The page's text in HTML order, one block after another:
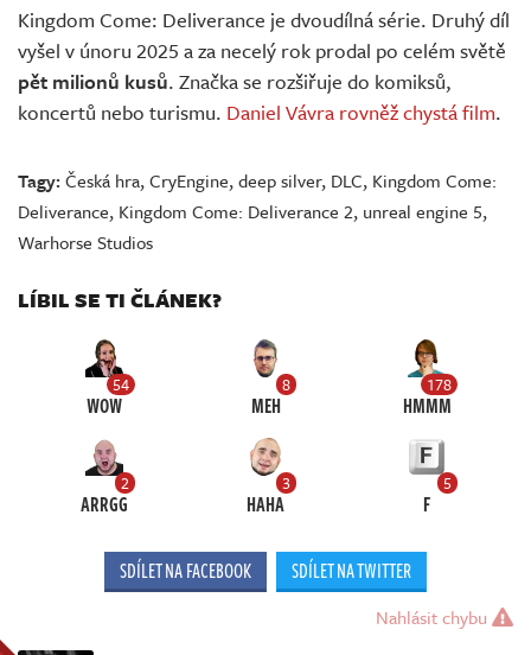
Kingdom Come: Deliverance je dvoudílná série. Druhý díl
vyšel v únoru 2025 a za necelý rok prodal po celém světě
pět milionů kusů. Značka se rozšiřuje do komiksů,
koncertů nebo turismu. Daniel Vávra rovněž chystá film.
Tagy:Česká hra,CryEngine,deep silver, DLC, Kingdom Come:
Deliverance, Kingdom Come: Deliverance 2, unreal engine 5,
Warhorse Studios
LÍBIL SE TI ČLÁNEK?
54
WOW
8
MEH
178
HMMM
2
ARRGG
3
HAHA
5
F
SDÍLET NA FACEBOOK SDÍLET NA TWITTER
Nahlásit chybu